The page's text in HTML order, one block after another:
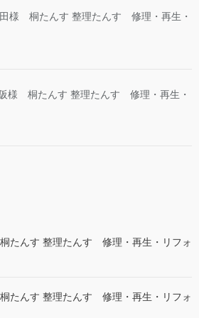
様 桐たんす 整理たんす 修理・再生・
様 桐たんす 整理たんす 修理・再生・
たんす 整理たんす 修理・再生・リフォ
たんす 整理たんす 修理・再生・リフォ